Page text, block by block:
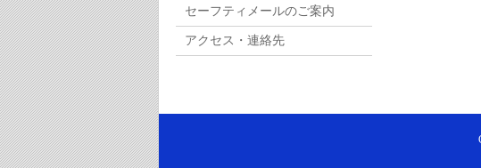
セーフティメールのご案内
アクセス・連絡先